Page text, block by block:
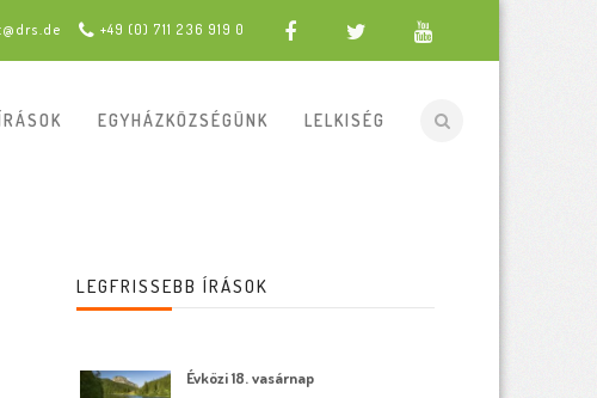
+49 (0) 711 236 919 0
EGYHÁZKÖZSÉGÜNK LELKISÉG
LEGFRISSEBB ÍRÁSOK
Évközi 18. vasárnap